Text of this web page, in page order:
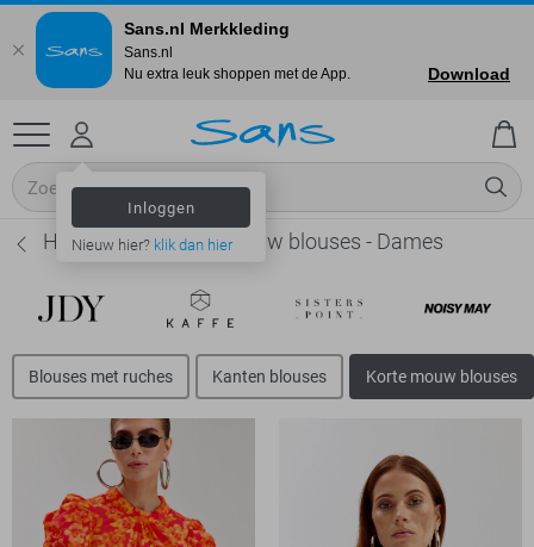
Inloggen
Nieuw hier? klik dan hier
Harper & Yve Korte mouw blouses - Dames
Blouses met ruches Kanten blouses Korte mouw blouses
Sans.nl Merkkleding
Sans.nl
Nu extra leuk shoppen met de App.
Download